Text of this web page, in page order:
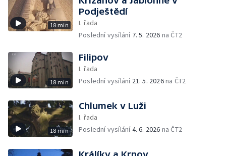
18 min
Podještědí
I. řada
Poslední vysílání 7. 5. 2026 na ČT2
18 min
Filipov
I. řada
Poslední vysílání 21. 5. 2026na ČT2
18 min
Chlumek v Luži
I. řada
Poslední vysílání4. 6. 2026 na ČT2